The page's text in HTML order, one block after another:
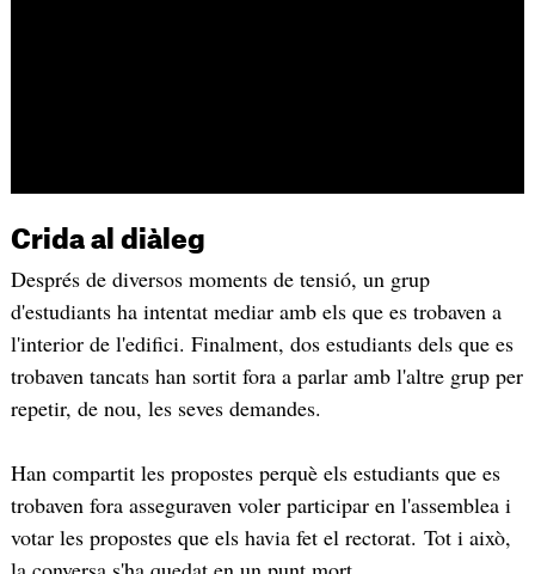
Crida al diàleg
Després de diversos moments de tensió, un grup
d'estudiants ha intentat mediar amb els que es trobaven a
l'interior de l'edifici. Finalment, dos estudiants dels que es
trobaven tancats han sortit fora a parlar amb l'altre grup per
repetir, de nou, les seves demandes.
Han compartit les propostes perquè els estudiants que es
trobaven fora asseguraven voler participar en l'assemblea i
votar les propostes que els havia fet el rectorat. Tot i això,